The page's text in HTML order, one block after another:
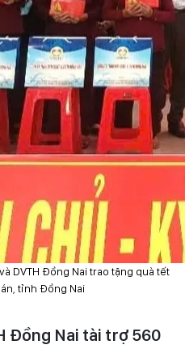
DVTH Đồng Nai trao tặng quà tết
tỉnh Đồng Nai
Đồng Nai tài trợ 560